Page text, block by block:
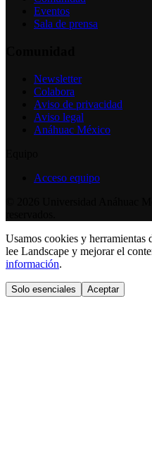
Eventos
Sala de prensa
Newsletter
Colabora
Aviso de privacidad
Aviso legal
Anáhuac México
Acceso equipo
Usamos cookies y herramientas
lee Landscape y mejorar el
información.
Solo esenciales Aceptar